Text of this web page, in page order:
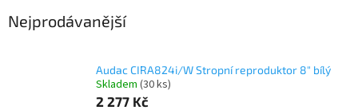
Nejprodávanější
Audac CIRA824i/W Stropní reproduktor 8" bílý
Skladem (30 ks)
2 277 Kč